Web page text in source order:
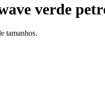
verde
tamanhos.